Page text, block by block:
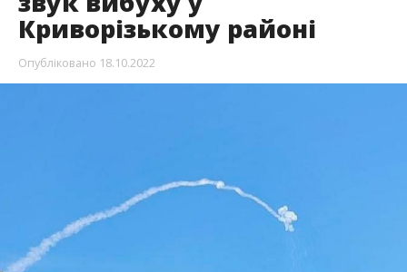
Криворізькому районі
Опубліковано 18.10.2022